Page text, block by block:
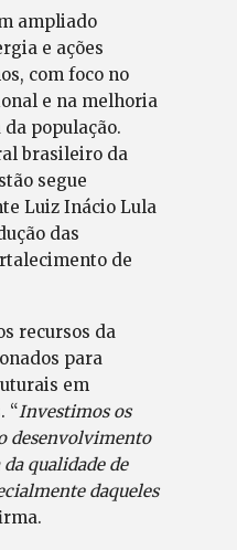
ampliado
e ações
com foco no
e na melhoria
população.
brasileiro da
segue
Luiz Inácio Lula
das
de
recursos da
para
em
“Investimos os
desenvolvimento
qualidade de
daqueles